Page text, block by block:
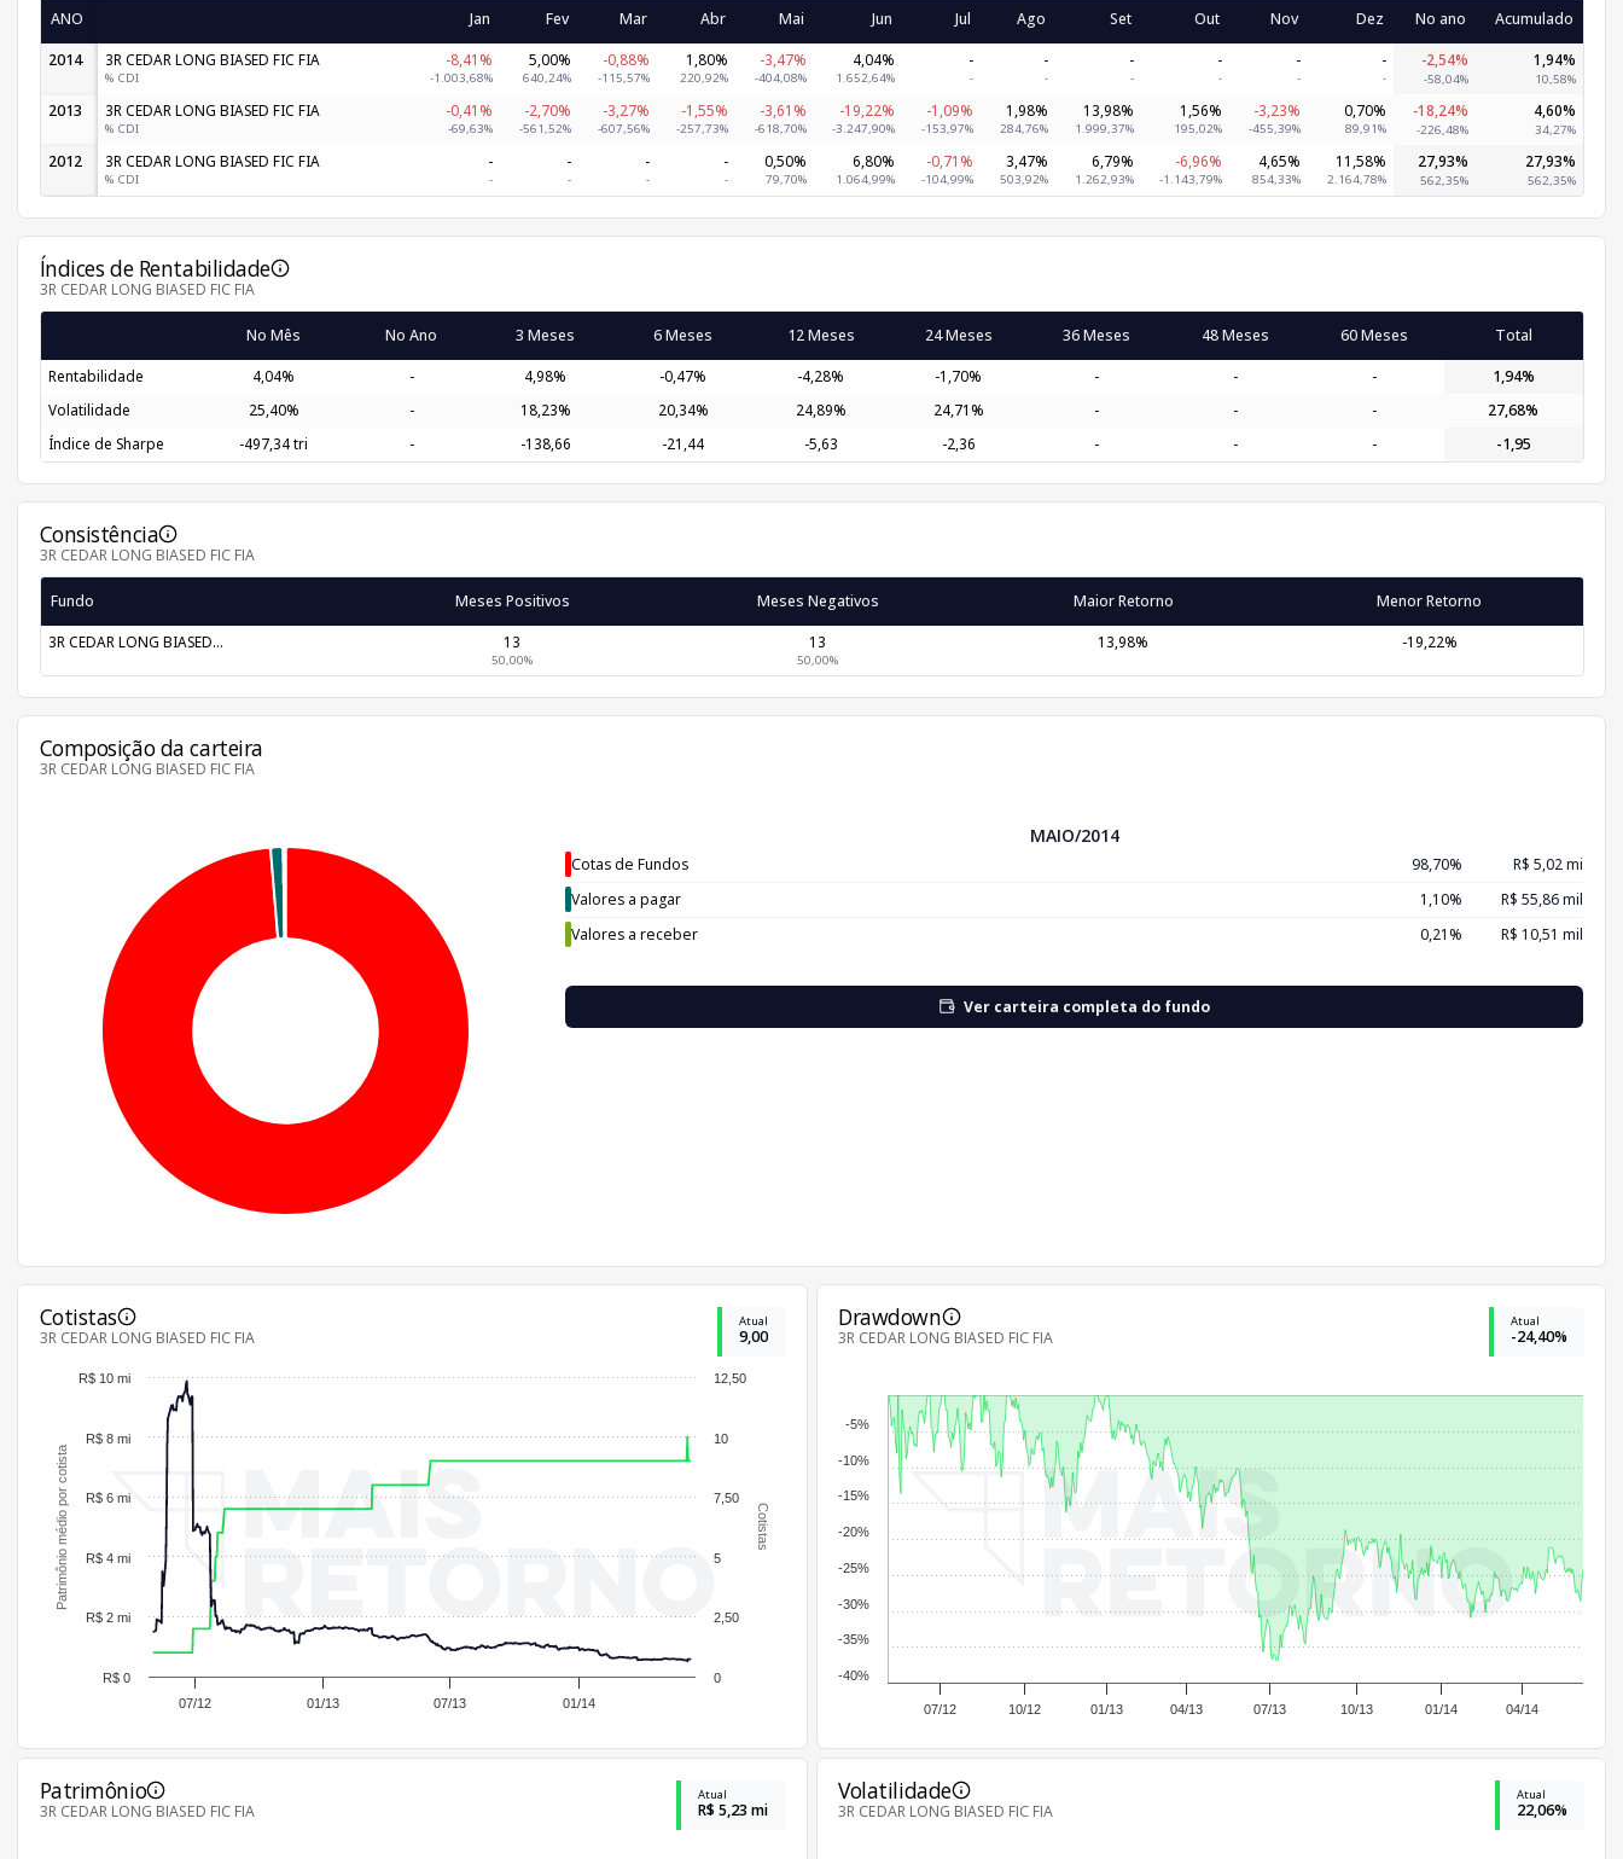
ANO Jan Fev Mar Abr Mai Jun Jul Ago Set Out Nov Dez No ano
Acumulado
2014
3R CEDAR LONG BIASED FIC FIA
% CDI
-8,41%
-1.003,68%
5,00%
640,24%
-0,88%
-115,57%
1,80%
220,92%
-3,47%
-404,08%
4,04%
1.652,64%
-
-
-
-
-
-
-
-
-
-
-
-
-2,54%
-58,04%
1,94%
10,58%
2013 3R CEDAR LONG BIASED FIC FIA
% CDI
-0,41%
-69,63%
-2,70%
-561,52%
-3,27%
-607,56%
-1,55%
-257,73%
-3,61%
-618,70%
-19,22%
-3.247,90%
-1,09%
-153,97%
1,98%
284,76%
13,98%
1.999,37%
1,56%
195,02%
-3,23%
-455,39%
0,70%
89,91%
-18,24%
-226,48%
4,60%
34,27%
2012 3R CEDAR LONG BIASED FIC FIA
% CDI
-
-
-
-
-
-
-
-
0,50%
79,70%
6,80%
1.064,99%
-0,71%
-104,99%
3,47%
503,92%
6,79%
1.262,93%
-6,96%
-1.143,79%
4,65%
854,33%
11,58%
2.164,78%
27,93%
562,35%
27,93%
562,35%
Índices de Rentabilidade
3R CEDAR LONG BIASED FIC FIA
No Mês No Ano 3 Meses 6 Meses 12 Meses 24 Meses 36 Meses 48 Meses 60 Meses Total
Rentabilidade 4,04% - 4,98% -0,47% -4,28% -1,70% - - - 1,94%
Volatilidade 25,40% - 18,23% 20,34% 24,89% 24,71% - - - 27,68%
Índice de Sharpe -497,34 tri - -138,66 -21,44 -5,63 -2,36 - - - -1,95
Consistência
3R CEDAR LONG BIASED FIC FIA
Fundo Meses Positivos Meses Negativos Maior Retorno Menor Retorno
3R CEDAR LONG BIASED... 13
50,00%
13
50,00%
13,98% -19,22%
Composição da carteira
3R CEDAR LONG BIASED FIC FIA
MAIO/2014
Cotas de Fundos 98,70%
R$ 5,02 mi
Valores a pagar
1,10%
R$ 55,86 mil
Valores a receber
0,21% R$ 10,51 mil
Ver carteira completa do fundo
Cotistas
3R CEDAR LONG BIASED FIC FIA
Atual
9,00
Cotistas
Patrimônio médio por cotista
07/12 01/13 07/13 01/14
0
2,50
5
7,50
10
12,50
R$ 0
R$ 2 mi
R$ 4 mi
R$ 6 mi
R$ 8 mi
R$ 10 mi
Drawdown
3R CEDAR LONG BIASED FIC FIA
Atual
-24,40%
07/12 10/12 01/13 04/13 07/13 10/13 01/14 04/14
-40%
-35%
-30%
-25%
-20%
-15%
-10%
-5%
Patrimônio
3R CEDAR LONG BIASED FIC FIA
Atual
R$ 5,23 mi
Volatilidade
3R CEDAR LONG BIASED FIC FIA
Atual
22,06%